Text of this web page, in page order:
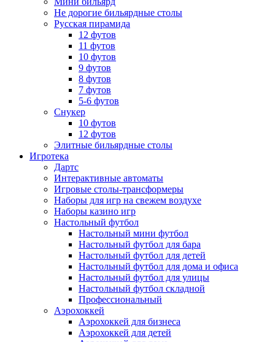
Не дорогие бильярдные столы
Русская пирамида
12 футов
11 футов
10 футов
9 футов
8 футов
7 футов
5-6 футов
Снукер
10 футов
12 футов
Элитные бильярдные столы
Игротека
Дартс
Интерактивные автоматы
Игровые столы-трансформеры
Наборы для игр на свежем воздухе
Наборы казино игр
Настольный футбол
Настольный мини футбол
Настольный футбол для бара
Настольный футбол для детей
Настольный футбол для дома и офиса
Настольный футбол для улицы
Настольный футбол складной
Профессиональный
Аэрохоккей
Аэрохоккей для бизнеса
Аэрохоккей для детей